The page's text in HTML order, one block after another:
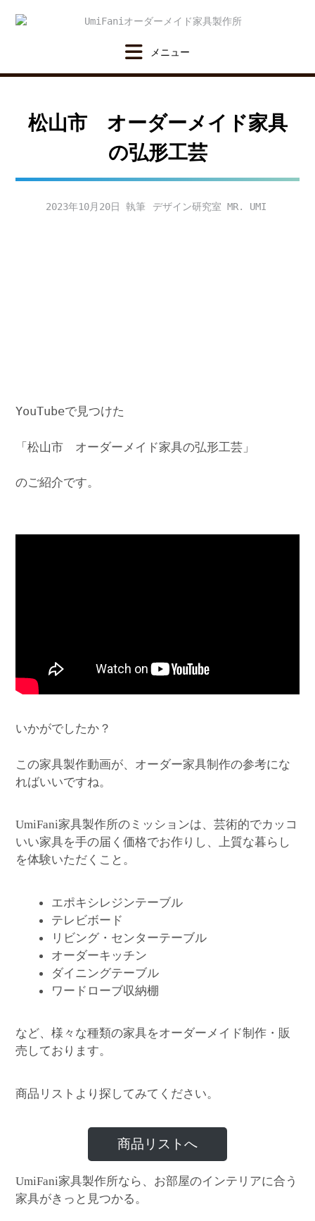
松山市 オーダーメイド家具
の弘形工芸
2023年10月20日 デザイン研究室 MR. UMI
YouTubeで見つけた
「松山市 オーダーメイド家具の弘形工芸」
のご紹介です。
いかがでしたか？
この家具製作動画が、オーダー家具制作の参考にな
ればいいですね。
UmiFani家具製作所のミッションは、芸術的でカッコ
いい家具を手の届く価格でお作りし、上質な暮らし
を体験いただくこと。
エポキシレジンテーブル
テレビボード
リビング・センターテーブル
オーダーキッチン
ダイニングテーブル
ワードローブ収納棚
など、様々な種類の家具をオーダーメイド制作・販
売しております。
商品リストより探してみてください。
商品リストへ
UmiFani家具製作所なら、お部屋のインテリアに合う
家具がきっと見つかる。